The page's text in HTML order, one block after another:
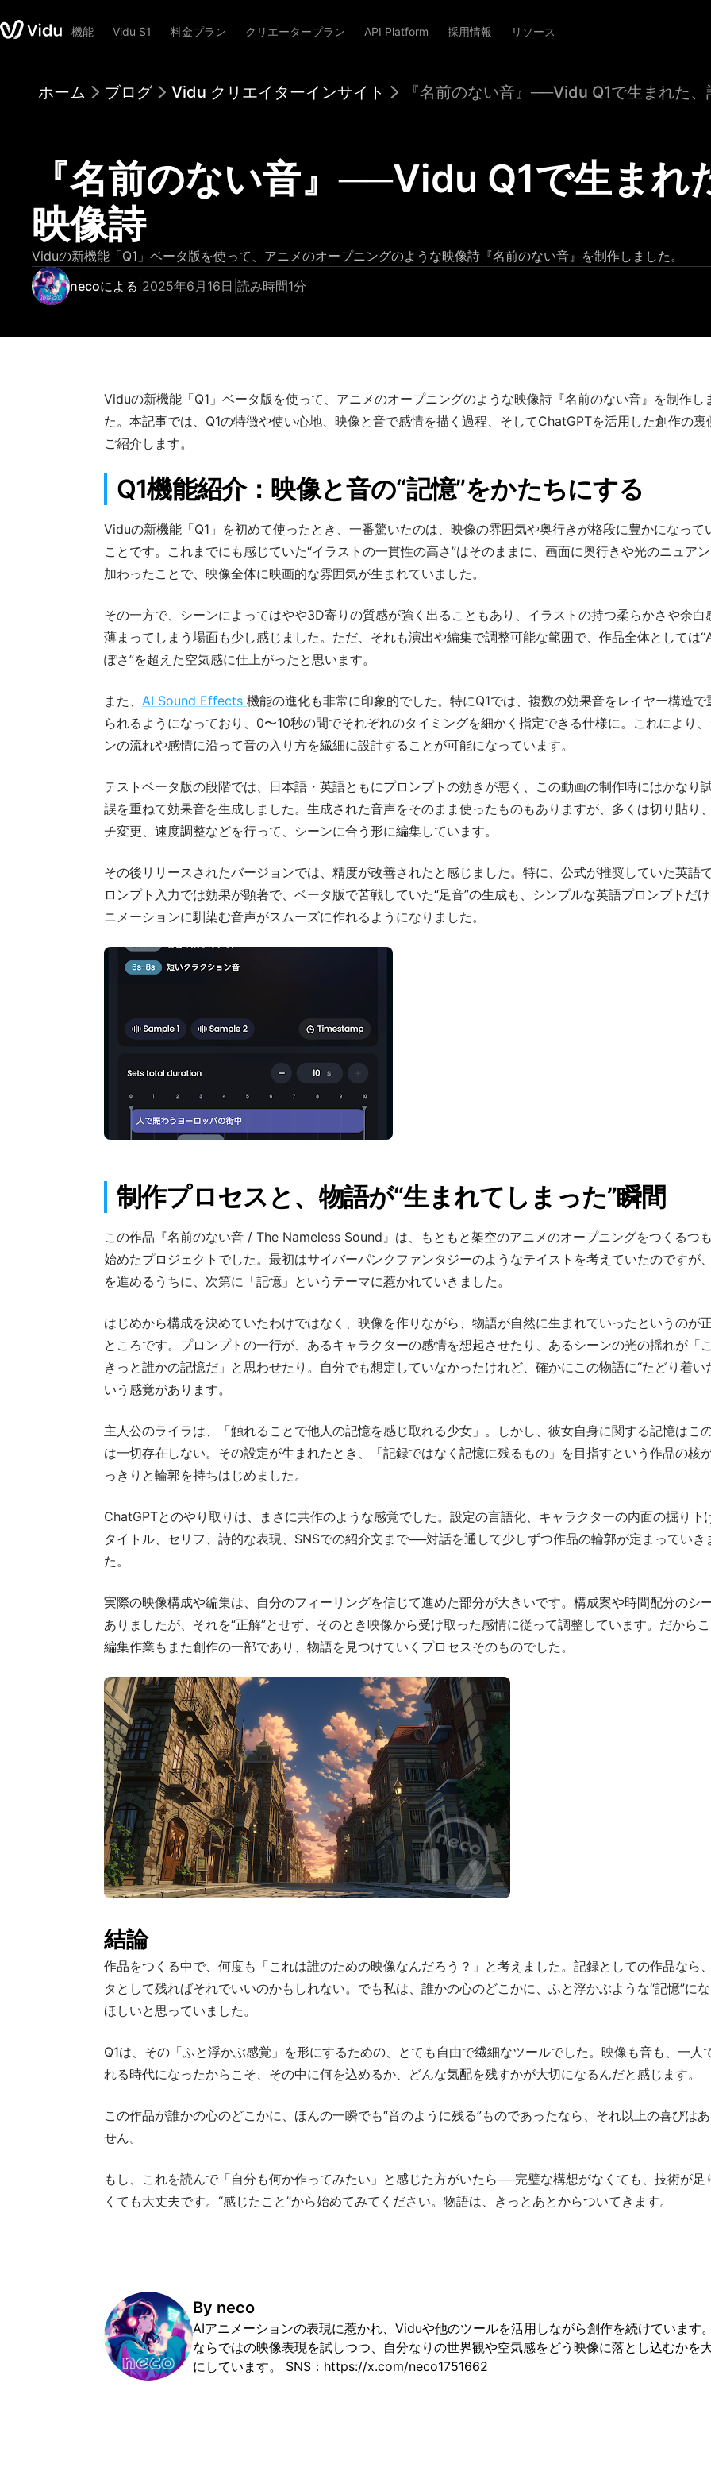
機能 Vidu S1 料金プラン クリエータープラン API Platform 採用情報 リソース
ホーム ブログ Vidu クリエイターインサイト 『名前のない音』──Vidu Q1で生まれた
『名前のない音』──Vidu Q1で生まれ
映像詩
Viduの新機能「Q1」ベータ版を使って、アニメのオープニングのような映像詩『名前のない音』を制作しました。
necoによる 2025年6月16日 読み時間1分
Viduの新機能「Q1」ベータ版を使って、アニメのオープニングのような映像詩『名前のない音』を制作し
た。本記事では、Q1の特徴や使い心地、映像と音で感情を描く過程、そしてChatGPTを活用した創作の裏
ご紹介します。
Q1機能紹介：映像と音の“記憶”をかたちにする
Viduの新機能「Q1」を初めて使ったとき、一番驚いたのは、映像の雰囲気や奥行きが格段に豊かになって
ことです。これまでにも感じていた“イラストの一貫性の高さ”はそのままに、画面に奥行きや光のニュア
加わったことで、映像全体に映画的な雰囲気が生まれていました。
その一方で、シーンによってはやや3D寄りの質感が強く出ることもあり、イラストの持つ柔らかさや余白
薄まってしまう場面も少し感じました。ただ、それも演出や編集で調整可能な範囲で、作品全体としては
ぽさ”を超えた空気感に仕上がったと思います。
また、 AI Sound Effects 機能の進化も非常に印象的でした。特にQ1では、複数の効果音をレイヤー構造で
られるようになっており、0〜10秒の間でそれぞれのタイミングを細かく指定できる仕様に。これにより
ンの流れや感情に沿って音の入り方を繊細に設計することが可能になっています。
テストベータ版の段階では、日本語・英語ともにプロンプトの効きが悪く、この動画の制作時にはかなり
誤を重ねて効果音を生成しました。生成された音声をそのまま使ったものもありますが、多くは切り貼り
チ変更、速度調整などを行って、シーンに合う形に編集しています。
その後リリースされたバージョンでは、精度が改善されたと感じました。特に、公式が推奨していた英語
ロンプト入力では効果が顕著で、ベータ版で苦戦していた“足音”の生成も、シンプルな英語プロンプトだ
ニメーションに馴染む音声がスムーズに作れるようになりました。
制作プロセスと、物語が“生まれてしまった”瞬間
この作品『名前のない音 / The Nameless Sound』は、もともと架空のアニメのオープニングをつくるつ
始めたプロジェクトでした。最初はサイバーパンクファンタジーのようなテイストを考えていたのですが
を進めるうちに、次第に「記憶」というテーマに惹かれていきました。
はじめから構成を決めていたわけではなく、映像を作りながら、物語が自然に生まれていったというのが
ところです。プロンプトの一行が、あるキャラクターの感情を想起させたり、あるシーンの光の揺れが「
きっと誰かの記憶だ」と思わせたり。自分でも想定していなかったけれど、確かにこの物語に“たどり着い
いう感覚があります。
主人公のライラは、「触れることで他人の記憶を感じ取れる少女」。しかし、彼女自身に関する記憶はこ
は一切存在しない。その設定が生まれたとき、「記録ではなく記憶に残るもの」を目指すという作品の核
っきりと輪郭を持ちはじめました。
ChatGPTとのやり取りは、まさに共作のような感覚でした。設定の言語化、キャラクターの内面の掘り下
タイトル、セリフ、詩的な表現、SNSでの紹介文まで──対話を通して少しずつ作品の輪郭が定まっていき
た。
実際の映像構成や編集は、自分のフィーリングを信じて進めた部分が大きいです。構成案や時間配分のシ
ありましたが、それを“正解”とせず、そのとき映像から受け取った感情に従って調整しています。だからこ
編集作業もまた創作の一部であり、物語を見つけていくプロセスそのものでした。
結論
作品をつくる中で、何度も「これは誰のための映像なんだろう？」と考えました。記録としての作品なら
タとして残ればそれでいいのかもしれない。でも私は、誰かの心のどこかに、ふと浮かぶような“記憶”に
ほしいと思っていました。
Q1は、その「ふと浮かぶ感覚」を形にするための、とても自由で繊細なツールでした。映像も音も、一人
れる時代になったからこそ、その中に何を込めるか、どんな気配を残すかが大切になるんだと感じます。
この作品が誰かの心のどこかに、ほんの一瞬でも“音のように残る”ものであったなら、それ以上の喜びはあ
せん。
もし、これを読んで「自分も何か作ってみたい」と感じた方がいたら──完璧な構想がなくても、技術が足
くても大丈夫です。“感じたこと”から始めてみてください。物語は、きっとあとからついてきます。
By neco
AIアニメーションの表現に惹かれ、Viduや他のツールを活用しながら創作を続けています
ならではの映像表現を試しつつ、自分なりの世界観や空気感をどう映像に落とし込むかを
にしています。 SNS：https://x.com/neco1751662